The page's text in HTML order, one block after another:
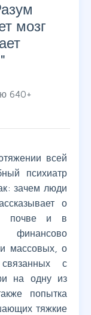
мозг
"
640+
всей
психиатр
зачем люди
о
почве и в
и массовых, о
с
на одну из
попытка
тяжкие